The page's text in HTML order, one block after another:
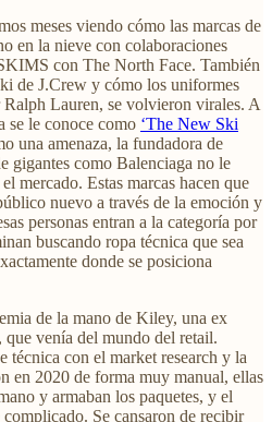
meses viendo cómo las marcas de
en la nieve con colaboraciones
con The North Face. También
de J.Crew y cómo los uniformes
Lauren, se volvieron virales. A
se le conoce como ‘The New Ski
una amenaza, la fundadora de
gigantes como Balenciaga no le
mercado. Estas marcas hacen que
nuevo a través de la emoción y
personas entran a la categoría por
buscando ropa técnica que sea
donde se posiciona
de la mano de Kiley, una ex
venía del mundo del retail.
técnica con el market research y la
en 2020 de forma muy manual, ellas
y armaban los paquetes, y el
Se cansaron de recibir